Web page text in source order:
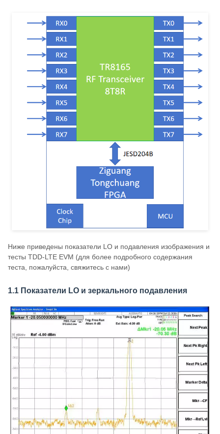
Ниже приведены показатели LO и подавления изображения и
тесты TDD-LTE EVM (для более подробного содержания
теста, пожалуйста, свяжитесь с нами)
1.1 Показатели LO и зеркального подавления